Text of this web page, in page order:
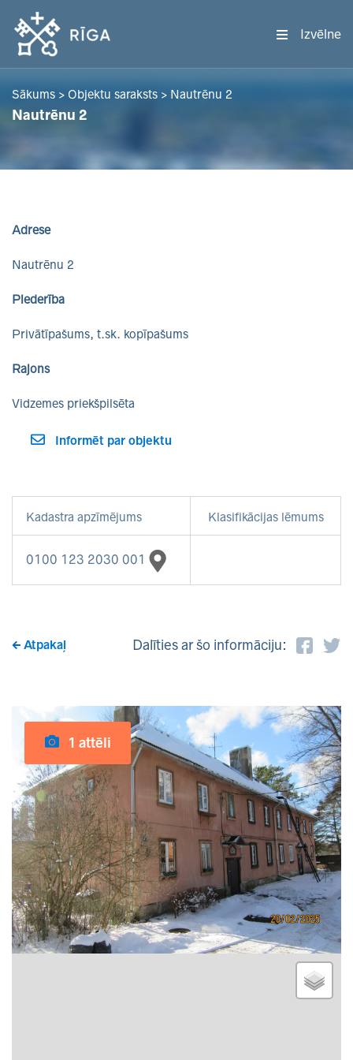
Izvēlne
Sākums > Objektu saraksts > Nautrēnu 2
Nautrēnu 2
Adrese
Nautrēnu 2
Piederība
Privātīpašums, t.sk. kopīpašums
Rajons
Vidzemes priekšpilsēta
Informēt par objektu
Kadastra apzīmējums Klasifikācijas lēmums
0100 123 2030 001
Atpakaļ Dalīties ar šo informāciju:
1 attēli